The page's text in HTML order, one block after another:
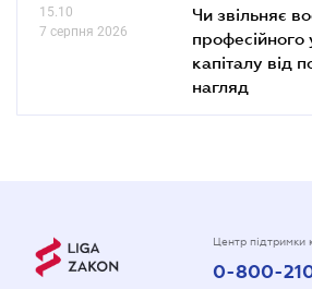
15.10
7 серпня 2026
Чи звільняє
капіталу від
нагляд
Центр підтримки
0-800-